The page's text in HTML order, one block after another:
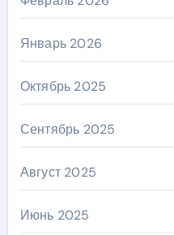
Январь 2026
Октябрь 2025
Сентябрь 2025
Август 2025
Июнь 2025